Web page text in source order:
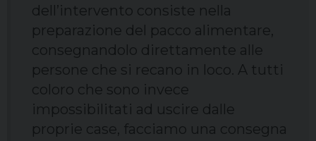
dell’intervento consiste nella
preparazione del pacco alimentare,
consegnandolo direttamente alle
persone che si recano in loco. A tutti
coloro che sono invece
impossibilitati ad uscire dalle
proprie case, facciamo una consegna